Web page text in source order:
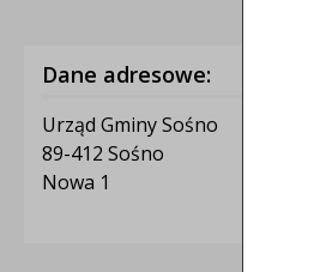
Dane adresowe:
Urząd Gminy Sośno
89-412 Sośno
Nowa 1